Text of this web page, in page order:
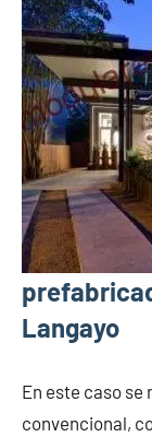
Langayo
En este caso se
convencional,